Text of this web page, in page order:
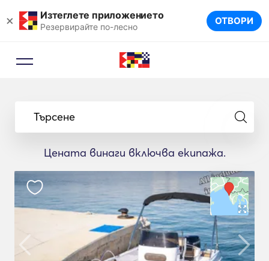
× Изтеглете приложението
Резервирайте по-лесно ОТВОРИ
Търсене
Цената винаги включва екипажа.